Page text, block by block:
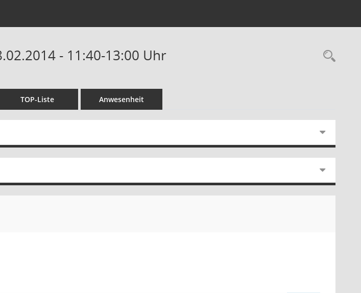
- 11:40-13:00 Uhr
TOP-Liste Anwesenheit